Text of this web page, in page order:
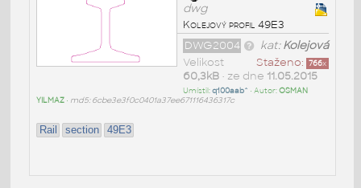
dwg
Kolejový profil 49E3
kat:Kolejová
DWG2004
Staženo: 766x
Velikost
60,3kB• ze dne 11.05.2015
Umístil:q100aab^ • Autor:OSMAN
YILMAZ• md5: 6cbe3e3f0c0401a37ee671116436317c
Rail section 49E3